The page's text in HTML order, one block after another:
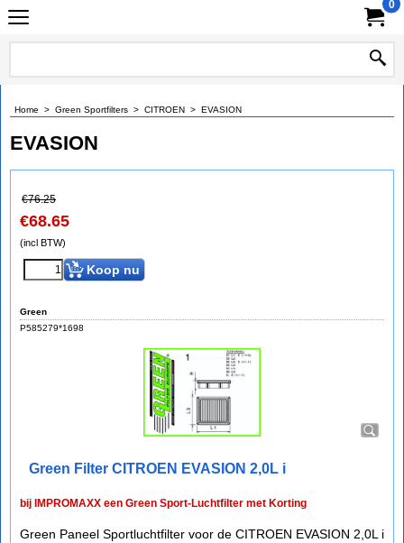
0
Home > Green Sportfilters > CITROEN > EVASION
EVASION
€76.25
€68.65
(incl BTW)
Koop nu
Green
P585279*1698
Green Filter CITROEN EVASION 2,0L i
bij IMPROMAXX een Green Sport-Luchtfilter met Korting
Green Paneel Sportluchtfilter voor de CITROEN EVASION 2,0L i